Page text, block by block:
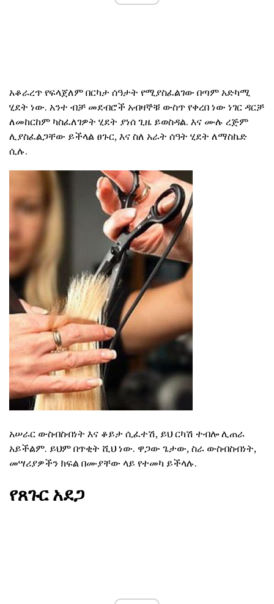
አቆራረጥ የፍላጀለም በርካታ ሰዓታት የሚያስፈልገው በጣም አድካሚ
ሂደት ነው. አንተ ብቻ መደብሮች አብዛኞቹ ውስጥ የቀረበ ነው ነገር ዳርቻ
ለመከርከም ካስፈለገዎት ሂደት ያነሰ ጊዜ ይወስዳል. እና ሙሉ ረጅም
ሊያስፈልጋቸው ይችላል ፀጉር, እና ስለ አራት ሰዓት ሂደት ለማስኬድ
ሲሉ.
አሠራር ውስብስብነት እና ቆይታ ሲፈተሽ, ይህ ርካሽ ተብሎ ሊጠራ
አይችልም. ይህም በጥቂት ሺህ ነው. ዋጋው ጌታው, ስራ ውስብስብነት,
መሣሪያዎችን ክፍል በሙያቸው ላይ የተመካ ይችላሉ.
የጸጉር አደጋ